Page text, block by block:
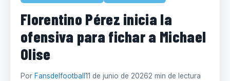
Florentino Pérez inicia la
ofensiva para fichar a Michael
Olise
Por Fansdelfootball 11 de junio de 20262 min de lectura